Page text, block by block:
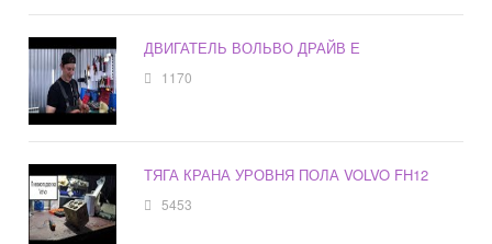
ДВИГАТЕЛЬ ВОЛЬВО ДРАЙВ Е
1170
ТЯГА КРАНА УРОВНЯ ПОЛА VOLVO FH12
5453